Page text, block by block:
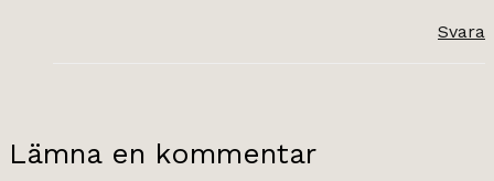
Svara
Lämna en kommentar